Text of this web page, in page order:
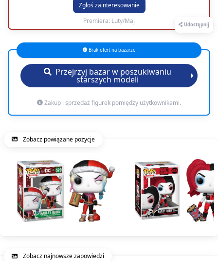
Udostępnij
Zgłoś zainteresowanie
Premiera: Luty/Maj
Brak ofert na bazarze
Przejrzyj bazar w poszukiwaniu
starszych modeli
Zakup i sprzedaż figurek pomiędzy użytkownikami.
Zobacz powiązane pozycje
Zobacz najnowsze zapowiedzi